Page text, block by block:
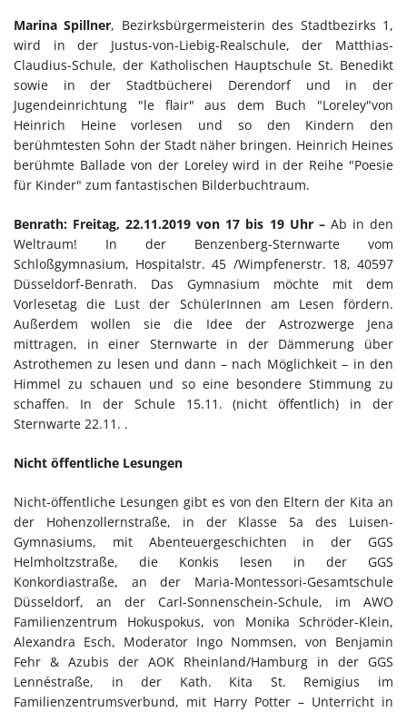
Marina Spillner, Bezirksbürgermeisterin des Stadtbezirks 1,
wird in der Justus-von-Liebig-Realschule, der Matthias-
Claudius-Schule, der Katholischen Hauptschule St. Benedikt
sowie in der Stadtbücherei Derendorf und in der
Jugendeinrichtung "le flair" aus dem Buch "Loreley"von
Heinrich Heine vorlesen und so den Kindern den
berühmtesten Sohn der Stadt näher bringen. Heinrich Heines
berühmte Ballade von der Loreley wird in der Reihe "Poesie
für Kinder" zum fantastischen Bilderbuchtraum.
Benrath: Freitag, 22.11.2019 von 17 bis 19 Uhr –Ab in den
Weltraum! In der Benzenberg-Sternwarte vom
Schloßgymnasium, Hospitalstr. 45 /Wimpfenerstr. 18, 40597
Düsseldorf-Benrath. Das Gymnasium möchte mit dem
Vorlesetag die Lust der SchülerInnen am Lesen fördern.
Außerdem wollen sie die Idee der Astrozwerge Jena
mittragen, in einer Sternwarte in der Dämmerung über
Astrothemen zu lesen und dann – nach Möglichkeit – in den
Himmel zu schauen und so eine besondere Stimmung zu
schaffen. In der Schule 15.11. (nicht öffentlich) in der
Sternwarte 22.11. .
Nicht öffentliche Lesungen
Nicht-öffentliche Lesungen gibt es von den Eltern der Kita an
der Hohenzollernstraße, in der Klasse 5a des Luisen-
Gymnasiums, mit Abenteuergeschichten in der GGS
Helmholtzstraße, die Konkis lesen in der GGS
Konkordiastraße, an der Maria-Montessori-Gesamtschule
Düsseldorf, an der Carl-Sonnenschein-Schule, im AWO
Familienzentrum Hokuspokus, von Monika Schröder-Klein,
Alexandra Esch, Moderator Ingo Nommsen, von Benjamin
Fehr & Azubis der AOK Rheinland/Hamburg in der GGS
Lennéstraße, in der Kath. Kita St. Remigius im
Familienzentrumsverbund, mit Harry Potter – Unterricht in